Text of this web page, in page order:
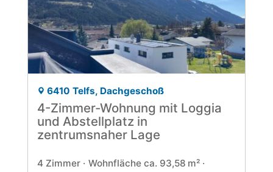
6410 Telfs, Dachgeschoß
4-Zimmer-Wohnung mit Loggia
und Abstellplatz in
zentrumsnaher Lage
4 Zimmer
Wohnfläche ca. 93,58 m²